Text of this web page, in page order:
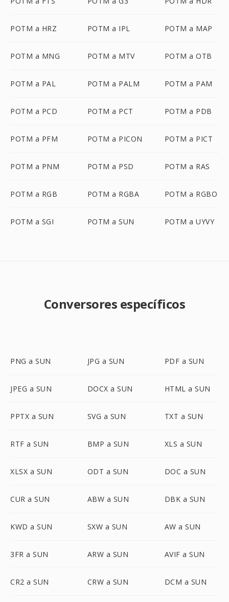
POTM a HRZ POTM a IPL POTM a MAP
POTM a MNG POTM a MTV POTM a OTB
POTM a PAL POTM a PALM POTM a PAM
POTM a PCD POTM a PCT POTM a PDB
POTM a PFM POTM a PICON POTM a PICT
POTM a PNM POTM a PSD POTM a RAS
POTM a RGB POTM a RGBA POTM a RGBO
POTM a SGI POTM a SUN POTM a UYVY
Conversores específicos
PNG a SUN JPG a SUN PDF a SUN
JPEG a SUN DOCX a SUN HTML a SUN
PPTX a SUN SVG a SUN TXT a SUN
RTF a SUN BMP a SUN XLS a SUN
XLSX a SUN ODT a SUN DOC a SUN
CUR a SUN ABW a SUN DBK a SUN
KWD a SUN SXW a SUN AW a SUN
3FR a SUN ARW a SUN AVIF a SUN
CR2 a SUN CRW a SUN DCM a SUN